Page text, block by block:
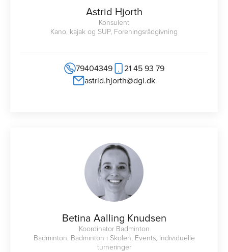
Astrid Hjorth
Konsulent
Kano, kajak og SUP, Foreningsrådgivning
79404349
21 45 93 79
astrid.hjorth@dgi.dk
Betina Aalling Knudsen
Koordinator Badminton
Badminton, Badminton i Skolen, Events, Individuelle
turneringer